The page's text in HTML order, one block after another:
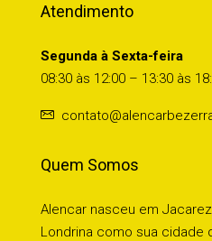
Atendimento
Segunda à Sexta-feira
08:30 às 12:00 – 13:30 às
Quem Somos
Alencar nasceu em
Londrina como sua cidade